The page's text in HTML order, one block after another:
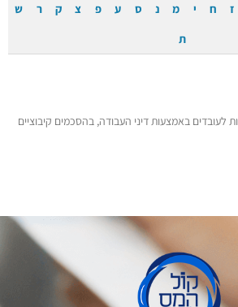
ז ח י מ נ ס ע פ צ ק ר
ש
ת
לעובדים באמצעות דיני העבודה, בהסכמים קיבוציים